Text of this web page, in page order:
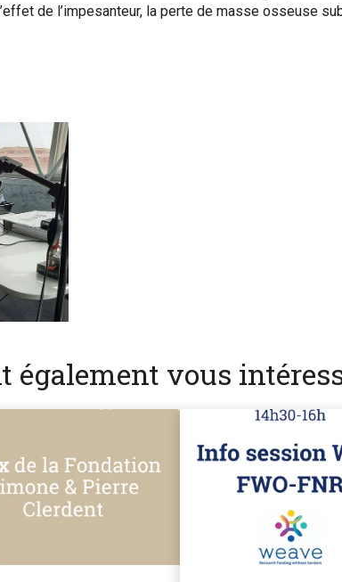
de l’impesanteur, la perte de masse osseuse
également vous